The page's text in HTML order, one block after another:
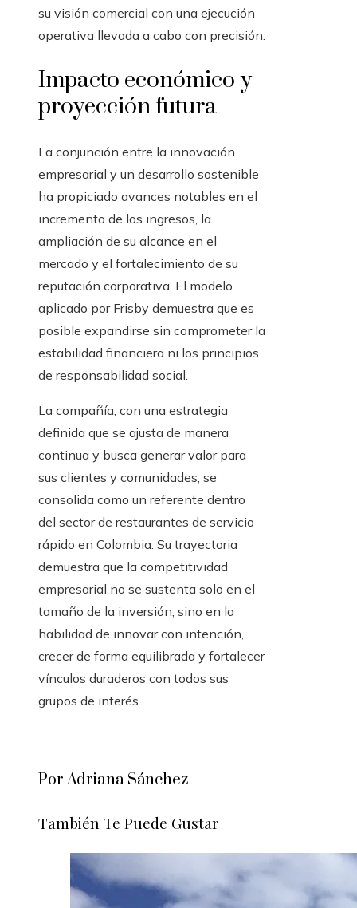
su visión comercial con una ejecución
operativa llevada a cabo con precisión.
Impacto económico y
proyección futura
La conjunción entre la innovación
empresarial y un desarrollo sostenible
ha propiciado avances notables en el
incremento de los ingresos, la
ampliación de su alcance en el
mercado y el fortalecimiento de su
reputación corporativa. El modelo
aplicado por Frisby demuestra que es
posible expandirse sin comprometer la
estabilidad financiera ni los principios
de responsabilidad social.
La compañía, con una estrategia
definida que se ajusta de manera
continua y busca generar valor para
sus clientes y comunidades, se
consolida como un referente dentro
del sector de restaurantes de servicio
rápido en Colombia. Su trayectoria
demuestra que la competitividad
empresarial no se sustenta solo en el
tamaño de la inversión, sino en la
habilidad de innovar con intención,
crecer de forma equilibrada y fortalecer
vínculos duraderos con todos sus
grupos de interés.
Por Adriana Sánchez
También Te Puede Gustar